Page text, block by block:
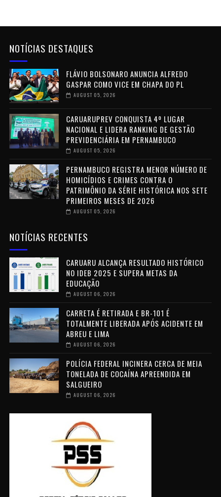
NOTÍCIAS DESTAQUES
FLÁVIO BOLSONARO ANUNCIA ALFREDO
GASPAR COMO VICE EM CHAPA DO PL
AUGUST 05, 2026
CARUARUPREV CONQUISTA 4º LUGAR
NACIONAL E LIDERA RANKING DE GESTÃO
PREVIDENCIÁRIA EM PERNAMBUCO
AUGUST 05, 2026
PERNAMBUCO REGISTRA MENOR NÚMERO DE
HOMICÍDIOS E CRIMES CONTRA O
PATRIMÔNIO DA SÉRIE HISTÓRICA NOS SETE
PRIMEIROS MESES DE 2026
AUGUST 05, 2026
NOTÍCIAS RECENTES
CARUARU ALCANÇA RESULTADO HISTÓRICO
NO IDEB 2025 E SUPERA METAS DA
EDUCAÇÃO
AUGUST 06, 2026
CARRETA É RETIRADA E BR-101 É
TOTALMENTE LIBERADA APÓS ACIDENTE EM
ABREU E LIMA
AUGUST 06, 2026
POLÍCIA FEDERAL INCINERA CERCA DE MEIA
TONELADA DE COCAÍNA APREENDIDA EM
SALGUEIRO
AUGUST 06, 2026